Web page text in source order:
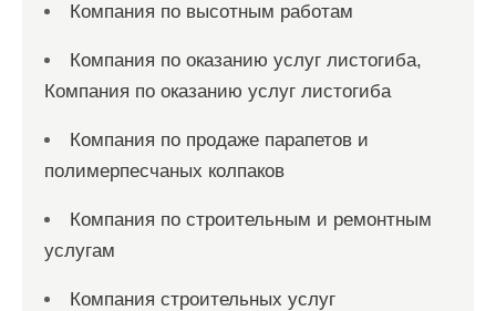
Компания по высотным работам
Компания по оказанию услуг листогиба,
Компания по оказанию услуг листогиба
Компания по продаже парапетов и
полимерпесчаных колпаков
Компания по строительным и ремонтным
услугам
Компания строительных услуг